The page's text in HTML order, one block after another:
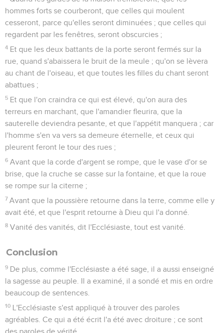
hommes forts se courberont, que celles qui moulent
cesseront, parce qu'elles seront diminuées ; que celles qui
regardent par les fenêtres, seront obscurcies ;
4 Et que les deux battants de la porte seront fermés sur la
rue, quand s'abaissera le bruit de la meule ; qu'on se lèvera
au chant de l'oiseau, et que toutes les filles du chant seront
abattues ;
5 Et que l'on craindra ce qui est élevé, qu'on aura des
terreurs en marchant, que l'amandier fleurira, que la
sauterelle deviendra pesante, et que l'appétit manquera ; car
l'homme s'en va vers sa demeure éternelle, et ceux qui
pleurent feront le tour des rues ;
6 Avant que la corde d'argent se rompe, que le vase d'or se
brise, que la cruche se casse sur la fontaine, et que la roue
se rompe sur la citerne ;
7 Avant que la poussière retourne dans la terre, comme elle y
avait été, et que l'esprit retourne à Dieu qui l'a donné.
8 Vanité des vanités, dit l'Ecclésiaste, tout est vanité.
Conclusion
9 De plus, comme l'Ecclésiaste a été sage, il a aussi enseigné
la sagesse au peuple. Il a examiné, il a sondé et mis en ordre
beaucoup de sentences.
10 L'Ecclésiaste s'est appliqué à trouver des paroles
agréables. Ce qui a été écrit l'a été avec droiture ; ce sont
des paroles de vérité.